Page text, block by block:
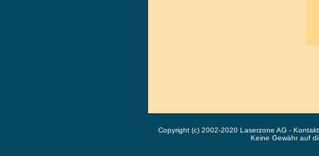
Copyright (c) 2002-2020 Laserzone AG -
Keine Gewähr auf